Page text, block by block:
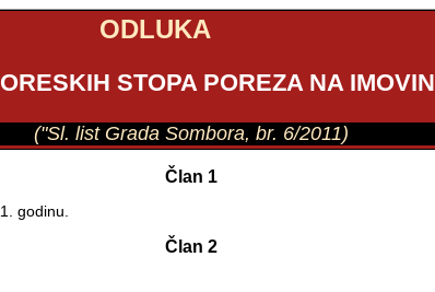
ODLUKA
STOPA POREZA NA
("Sl. list Grada Sombora, br. 6/2011)
Član 1
godinu.
Član 2